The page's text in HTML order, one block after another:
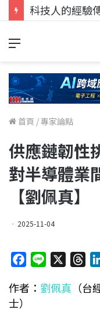
首頁 /專家論點
供應鏈韌性
對半導體業
【劉佩真】
2025-11-04
c
n
r
作者： 劉佩真 （
士）